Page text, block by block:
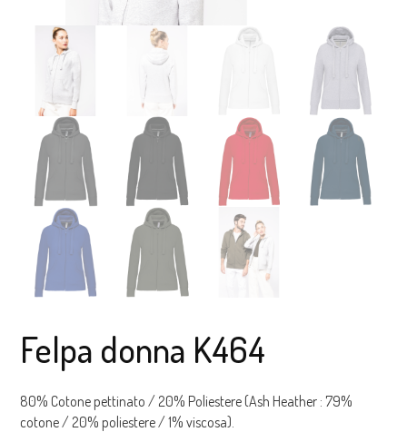
Felpa donna K464
80% Cotone pettinato / 20% Poliestere (Ash Heather : 79%
cotone / 20% poliestere / 1% viscosa).